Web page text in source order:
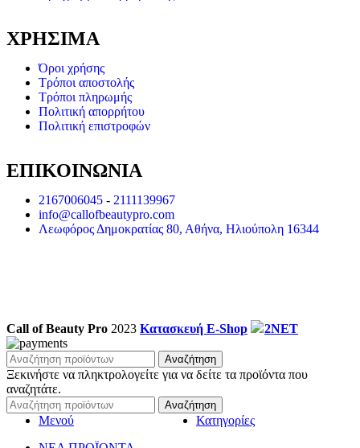
ΧΡΗΣΙΜΑ
Όροι χρήσης
Τρόποι αποστολής
Τρόποι πληρωμής
Πολιτική απορρήτου
Πολιτική επιστροφών
ΕΠΙΚΟΙΝΩΝΙΑ
2167006045 - 2111139967
info@callofbeautypro.com
Λεωφόρος Δημοκρατίας 80, Αθήνα, Ηλιούπολη 16344
Call of Beauty Pro 2023 Κατασκευή E-Shop 2NET
Αναζήτηση
Ξεκινήστε να πληκτρολογείτε για να δείτε τα προϊόντα που
αναζητάτε.
Αναζήτηση
Μενού
Κατηγορίες